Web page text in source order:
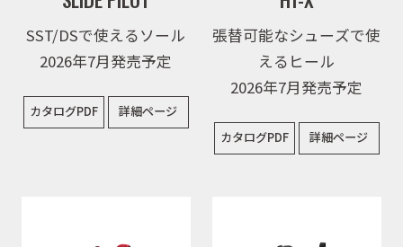
SST/DSで使えるソール
2026年7月発売予定
カタログPDF 詳細ページ
張替可能なシューズで使
えるヒール
2026年7月発売予定
カタログPDF 詳細ページ